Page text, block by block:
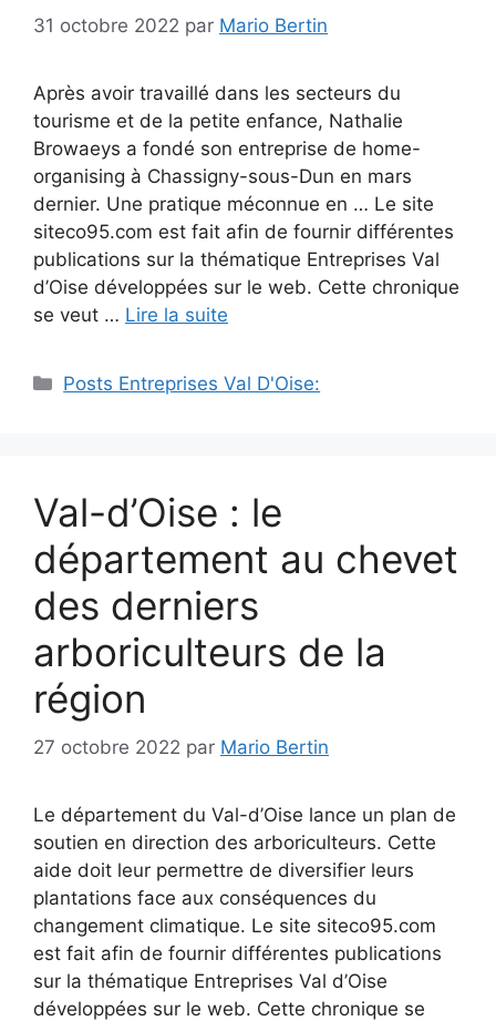
31 octobre 2022 par Mario Bertin
Après avoir travaillé dans les secteurs du
tourisme et de la petite enfance, Nathalie
Browaeys a fondé son entreprise de home-
organising à Chassigny-sous-Dun en mars
dernier. Une pratique méconnue en … Le site
siteco95.com est fait afin de fournir différentes
publications sur la thématique Entreprises Val
d’Oise développées sur le web. Cette chronique
se veut … Lire la suite
Catégories
Posts Entreprises Val D'Oise:
Val-d’Oise : le
département au chevet
des derniers
arboriculteurs de la
région
27 octobre 2022 par Mario Bertin
Le département du Val-d’Oise lance un plan de
soutien en direction des arboriculteurs. Cette
aide doit leur permettre de diversifier leurs
plantations face aux conséquences du
changement climatique. Le site siteco95.com
est fait afin de fournir différentes publications
sur la thématique Entreprises Val d’Oise
développées sur le web. Cette chronique se